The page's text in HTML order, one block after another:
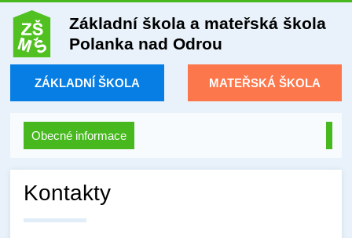
Základní škola a mateřská škola
Polanka nad Odrou
ZÁKLADNÍ ŠKOLA MATEŘSKÁ ŠKOLA
Obecné informace
Kontakty